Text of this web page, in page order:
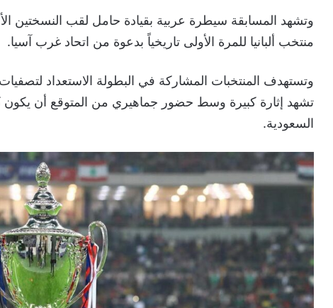
وتشهد المسابقة سيطرة عربية بقيادة حامل لقب النسختين
منتخب ألبانيا للمرة الأولى تاريخياً بدعوة من اتحاد غرب آسيا.
وتستهدف المنتخبات المشاركة في البطولة الاستعداد
تشهد إثارة كبيرة وسط حضور جماهيري من المتوقع أن يكون
السعودية.